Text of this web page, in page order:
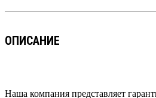
ОПИСАНИЕ
Наша компания представляет